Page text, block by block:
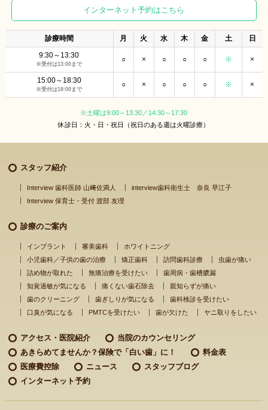
インターネット予約はこちら
診療時間 月 火 水 木 金 土
日
9:30～13:30
※受付は13:00まで
○ × ○ ○ ○ ※ ×
15:00～18:30
※受付は18:00まで
○ × ○ ○ ○ ※ ×
※土曜は9:00～13:30／14:30～17:30
休診日：火・日・祝日（祝日のある週は火曜診療）
スタッフ紹介
Interview 歯科医師 山﨑佐満人
interview歯科衛生士 奈良 早江子
Interview 保育士・受付 渡部 友理
診療のご案内
インプラント 審美歯科
ホワイトニング
小児歯科／子供の歯の治療
矯正歯科 訪問歯科診療
虫歯が痛い
詰め物が取れた
無痛治療を受けたい
歯周病・歯槽膿漏
知覚過敏が気になる
痛くない歯石除去
親知らずが痛い
歯のクリーニング
歯ぎしりが気になる
歯科検診を受けたい
口臭が気になる
PMTCを受けたい 歯が欠けた ヤニ取りをしたい
アクセス・医院紹介
当院のカウンセリング
あきらめてませんか？ 保険で「白い歯」に！
料金表
医療費控除
ニュース
スタッフブログ
インターネット予約